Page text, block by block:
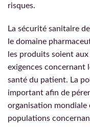
risques.
La sécurité sanitaire
le domaine
les produits soient
exigences concernant
santé du patient. La
important afin de
organisation mondiale
populations